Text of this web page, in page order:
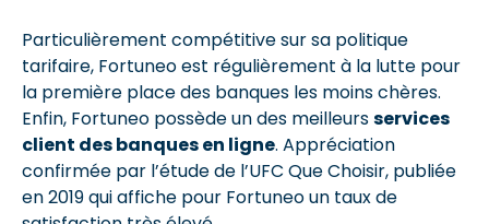
Particulièrement compétitive sur sa politique
tarifaire, Fortuneo est régulièrement à la lutte pour
la première place des banques les moins chères.
Enfin, Fortuneo possède un des meilleursservices
client des banques en ligne. Appréciation
confirmée par l’étude de l’UFC Que Choisir, publiée
en 2019 qui affiche pour Fortuneo un taux de